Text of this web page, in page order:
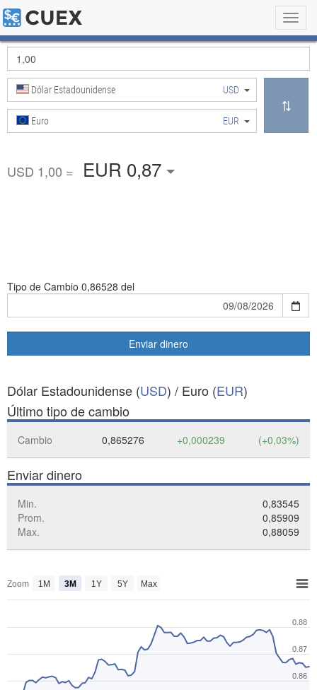
Dólar Estadounidense USD
Euro EUR
USD 1,00 = EUR 0,87
Tipo de Cambio 0,86528 del
Enviar dinero
Dólar Estadounidense (USD) / Euro (EUR)
Último tipo de cambio
Cambio 0,865276 +0,000239 (+0,03%)
Enviar dinero
Min.
0,83545
Prom.
0,85909
Max.
0,88059
Zoom 1M 3M 1Y 5Y Max
0.86
0.87
0.88